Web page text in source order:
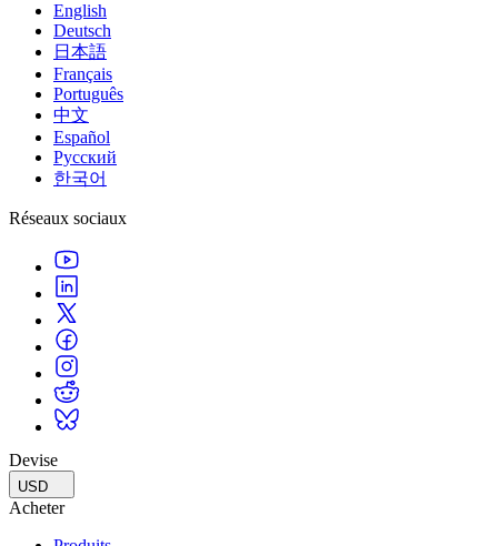
English
Deutsch
日本語
Français
Português
中文
Español
Русский
한국어
Réseaux sociaux
Devise
USD
Acheter